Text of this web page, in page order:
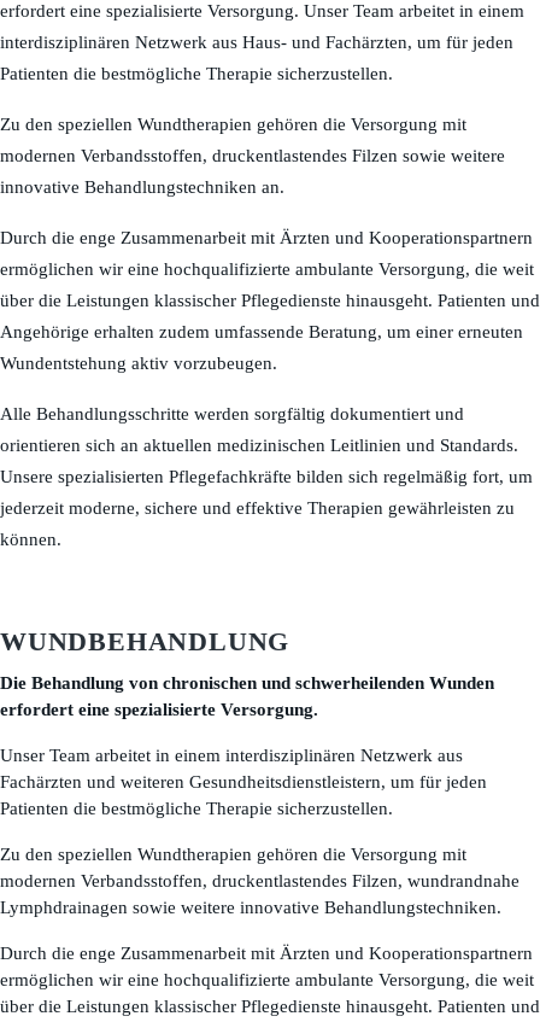
erfordert eine spezialisierte Versorgung. Unser Team arbeitet in einem
interdisziplinären Netzwerk aus Haus- und Fachärzten, um für jeden
Patienten die bestmögliche Therapie sicherzustellen.
Zu den speziellen Wundtherapien gehören die Versorgung mit
modernen Verbandsstoffen, druckentlastendes Filzen sowie weitere
innovative Behandlungstechniken an.
Durch die enge Zusammenarbeit mit Ärzten und Kooperationspartnern
ermöglichen wir eine hochqualifizierte ambulante Versorgung, die weit
über die Leistungen klassischer Pflegedienste hinausgeht. Patienten und
Angehörige erhalten zudem umfassende Beratung, um einer erneuten
Wundentstehung aktiv vorzubeugen.
Alle Behandlungsschritte werden sorgfältig dokumentiert und
orientieren sich an aktuellen medizinischen Leitlinien und Standards.
Unsere spezialisierten Pflegefachkräfte bilden sich regelmäßig fort, um
jederzeit moderne, sichere und effektive Therapien gewährleisten zu
können.
WUNDBEHANDLUNG
Die Behandlung von chronischen und schwerheilenden Wunden
erfordert eine spezialisierte Versorgung.
Unser Team arbeitet in einem interdisziplinären Netzwerk aus
Fachärzten und weiteren Gesundheitsdienstleistern, um für jeden
Patienten die bestmögliche Therapie sicherzustellen.
Zu den speziellen Wundtherapien gehören die Versorgung mit
modernen Verbandsstoffen, druckentlastendes Filzen, wundrandnahe
Lymphdrainagen sowie weitere innovative Behandlungstechniken.
Durch die enge Zusammenarbeit mit Ärzten und Kooperationspartnern
ermöglichen wir eine hochqualifizierte ambulante Versorgung, die weit
über die Leistungen klassischer Pflegedienste hinausgeht. Patienten und